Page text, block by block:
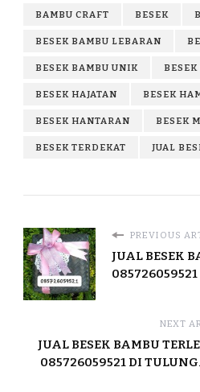
BAMBU CRAFT BESEK
BESEK BAMBU LEBARAN
BESEK BAMBU UNIK
BESEK HAJATAN BESEK
BESEK HANTARAN BESEK
BESEK TERDEKAT JUAL
PREVIOUS
JUAL BESEK
NEXT
JUAL BESEK BAMBU
085726059521 DI